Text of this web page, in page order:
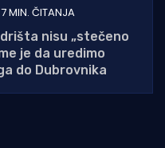
7 MIN. ČITANJA
nisu „stečeno
je da uredimo
do Dubrovnika